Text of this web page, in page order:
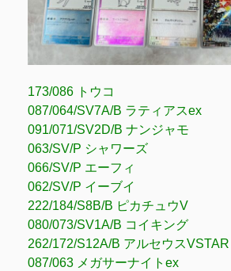
173/086 トウコ
087/064/SV7A/B ラティアスex
091/071/SV2D/B ナンジャモ
063/SV/P シャワーズ
066/SV/P エーフィ
062/SV/P イーブイ
222/184/S8B/B ピカチュウV
080/073/SV1A/B コイキング
262/172/S12A/B アルセウスVSTAR
087/063 メガサーナイトex